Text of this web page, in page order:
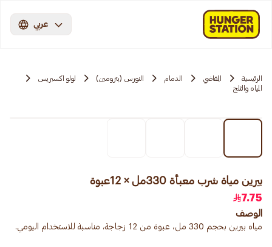
عربي
الرئيسية المقاضي الدمام النورس (بترومين)
لولو اكسبريس
المياه والثلج
بيرين مياة شرب معبأة 330مل × 12عبوة
7.75
الوصف
مياه بيرين بحجم 330 مل، عبوة من 12 زجاجة، مناسبة للاستخدام اليومي.